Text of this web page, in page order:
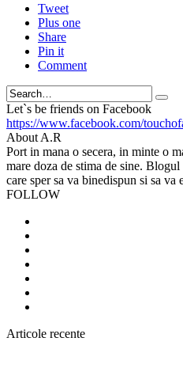
Tweet
Plus one
Share
Pin it
Comment
Let`s be friends on Facebook
https://www.facebook.com/
About A.R
Port in mana o secera, in minte o
mare doza de stima de sine.
care sper sa va binedispun si sa
FOLLOW
Articole recente